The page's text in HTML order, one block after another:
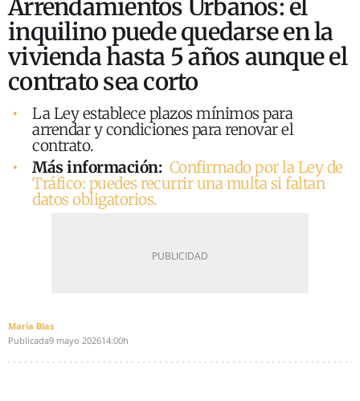
Arrendamientos Urbanos: el
inquilino puede quedarse en la
vivienda hasta 5 años aunque el
contrato sea corto
La Ley establece plazos mínimos para
arrendar y condiciones para renovar el
contrato.
Más información: Confirmado por la Ley de
Tráfico: puedes recurrir una multa si faltan
datos obligatorios.
María Blas
Publicada9 mayo 202614:00h